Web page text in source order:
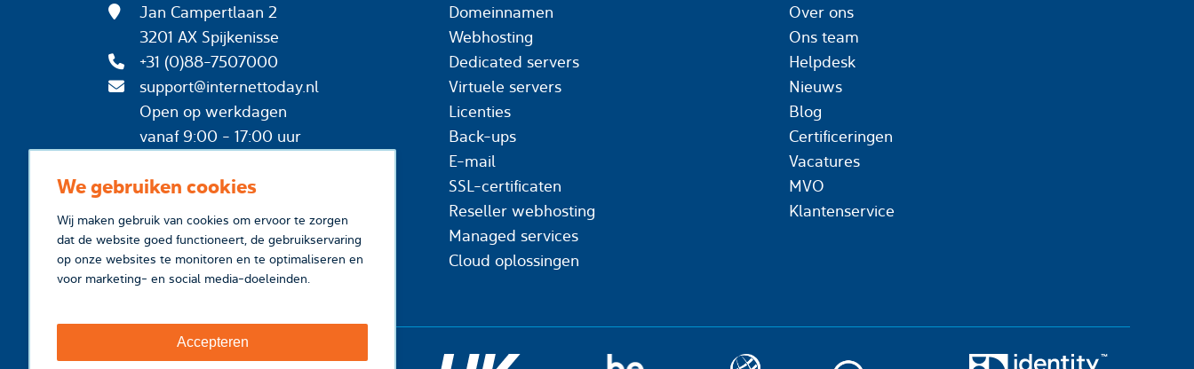
We gebruiken cookies
Wij maken gebruik van cookies om ervoor te zorgen
dat de website goed functioneert, de gebruikservaring
op onze websites te monitoren en te optimaliseren en
voor marketing- en social media-doeleinden.
Accepteren
Jan Campertlaan 2
3201 AX Spijkenisse
+31 (0)88-7507000
support@internettoday.nl
Open op werkdagen
vanaf 9:00 - 17:00 uur
Domeinnamen
Webhosting
Dedicated servers
Virtuele servers
Licenties
Back-ups
E-mail
SSL-certificaten
Reseller webhosting
Managed services
Cloud oplossingen
Over ons
Ons team
Helpdesk
Nieuws
Blog
Certificeringen
Vacatures
MVO
Klantenservice